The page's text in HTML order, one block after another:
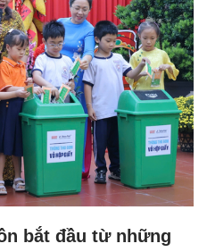
bắt đầu từ những